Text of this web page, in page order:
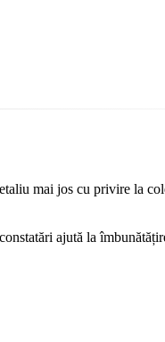
mai jos cu privire la
ajută la